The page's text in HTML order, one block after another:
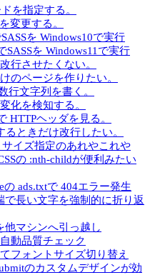
を指定する。
変更する。
を Windows10で実行
SASSを Windows11で実行
行させたくない。
のページを作りたい。
行文字列を書く。
化を検知する。
HTTPヘッダを見る。
ときだけ改行したい。
サイズ指定のあれやこれや
の :nth-childが便利みたい
の ads.txtで 404エラー発生
で長い文字を強制的に折り返
他マシンへ引っ越し
動品質チェック
フォントサイズ切り替え
のカスタムデザインが効